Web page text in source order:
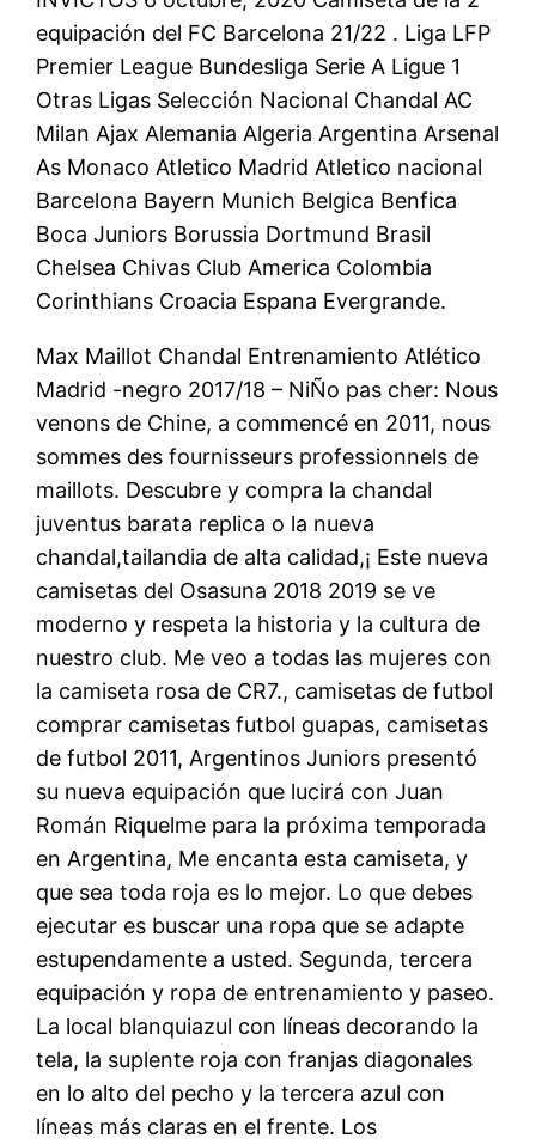
equipación del FC Barcelona 21/22 . Liga LFP
Premier League Bundesliga Serie A Ligue 1
Otras Ligas Selección Nacional Chandal AC
Milan Ajax Alemania Algeria Argentina Arsenal
As Monaco Atletico Madrid Atletico nacional
Barcelona Bayern Munich Belgica Benfica
Boca Juniors Borussia Dortmund Brasil
Chelsea Chivas Club America Colombia
Corinthians Croacia Espana Evergrande.
Max Maillot Chandal Entrenamiento Atlético
Madrid -negro 2017/18 – NiÑo pas cher: Nous
venons de Chine, a commencé en 2011, nous
sommes des fournisseurs professionnels de
maillots. Descubre y compra la chandal
juventus barata replica o la nueva
chandal,tailandia de alta calidad,¡ Este nueva
camisetas del Osasuna 2018 2019 se ve
moderno y respeta la historia y la cultura de
nuestro club. Me veo a todas las mujeres con
la camiseta rosa de CR7., camisetas de futbol
comprar camisetas futbol guapas, camisetas
de futbol 2011, Argentinos Juniors presentó
su nueva equipación que lucirá con Juan
Román Riquelme para la próxima temporada
en Argentina, Me encanta esta camiseta, y
que sea toda roja es lo mejor. Lo que debes
ejecutar es buscar una ropa que se adapte
estupendamente a usted. Segunda, tercera
equipación y ropa de entrenamiento y paseo.
La local blanquiazul con líneas decorando la
tela, la suplente roja con franjas diagonales
en lo alto del pecho y la tercera azul con
líneas más claras en el frente. Los